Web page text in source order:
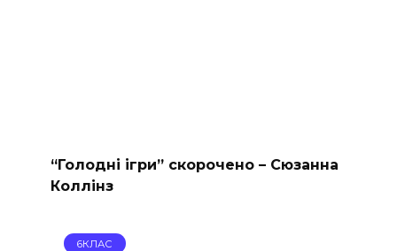
“Голодні ігри” скорочено – Сюзанна
Коллінз
6КЛАС